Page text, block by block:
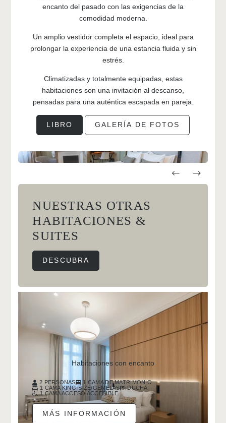
encanto del pasado con las exigencias de la
comodidad moderna.
Un amplio vestidor completa el espacio, ideal para
prolongar la experiencia de una estancia fluida y sin
estrés.
Climatizadas y totalmente equipadas, estas
habitaciones son una invitación al descanso,
pensadas para una auténtica escapada en pareja.
LIBRO GALERÍA DE FOTOS
NUESTRAS OTRAS
HABITACIONES &
SUITES
DESCUBRA
Habitaciones con encanto
2 PERSONAS
1 CAMA DE MATRIMONIO
1 CAMA KING-SIZE/GEMELAS
DUCHA
1 CAMA ACCESO ACCESIBLE
MÁS INFORMACIÓN